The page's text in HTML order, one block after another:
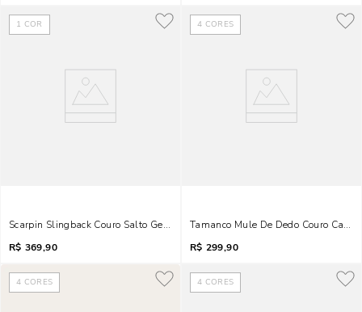
1 COR
Scarpin Slingback Couro Salto Geométrico Marrom Bicolor
R$ 369,90
4 CORES
Tamanco Mule De Dedo Couro
R$ 299,90
4 CORES 4 CORES